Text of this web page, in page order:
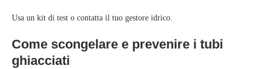
Usa un kit di test o contatta il tuo gestore idrico.
Come scongelare e prevenire i tubi
ghiacciati